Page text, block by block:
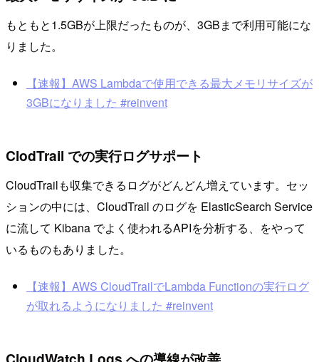
もともと1.5GBが上限だったものが、3GBまで利用可能にな
りました。
【速報】AWS Lambdaで使用できる最大メモリサイズが
3GBになりました #reinvent
ClodTrail での実行ログサポート
CloudTrailも収集できるログがどんどん増えています。セッ
ションの中には、CloudTrail のログを ElasticSearch Service
に流して Kibana でよく使われるAPIを分析する、をやって
いるものもありました。
【速報】AWS CloudTrailでLambda Functionの実行ログ
が取れるようになりました #reinvent